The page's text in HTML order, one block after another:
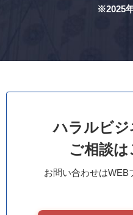
※2025
ハラルビジ
ご相談
お問い合わせはWEB